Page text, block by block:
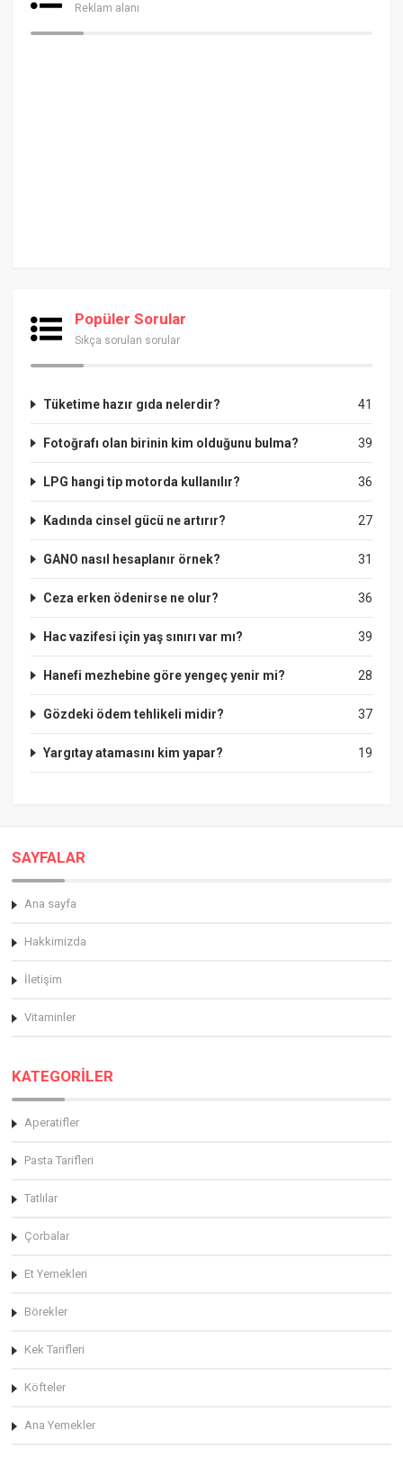
Reklam alanı
Popüler Sorular
Sıkça sorulan sorular
41
Tüketime hazır gıda nelerdir?
39
Fotoğrafı olan birinin kim olduğunu bulma?
36
LPG hangi tip motorda kullanılır?
27
Kadında cinsel gücü ne artırır?
31
GANO nasıl hesaplanır örnek?
36
Ceza erken ödenirse ne olur?
39
Hac vazifesi için yaş sınırı var mı?
28
Hanefi mezhebine göre yengeç yenir mi?
37
Gözdeki ödem tehlikeli midir?
19
Yargıtay atamasını kim yapar?
SAYFALAR
Ana sayfa
Hakkimizda
İletişim
Vitaminler
KATEGORİLER
Aperatifler
Pasta Tarifleri
Tatlılar
Çorbalar
Et Yemekleri
Börekler
Kek Tarifleri
Köfteler
Ana Yemekler